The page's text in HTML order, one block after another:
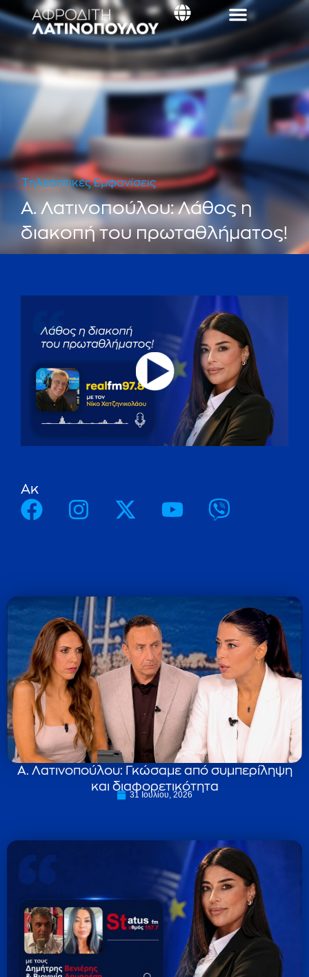
Τηλεοπτικές Εμφανίσεις
Α. Λατινοπούλου: Λάθος η
διακοπή του πρωταθλήματος!
Aκ
Α. Λατινοπούλου: Γκώσαμε από συμπερίληψη
και διαφορετικότητα
31 Ιουλίου, 2026